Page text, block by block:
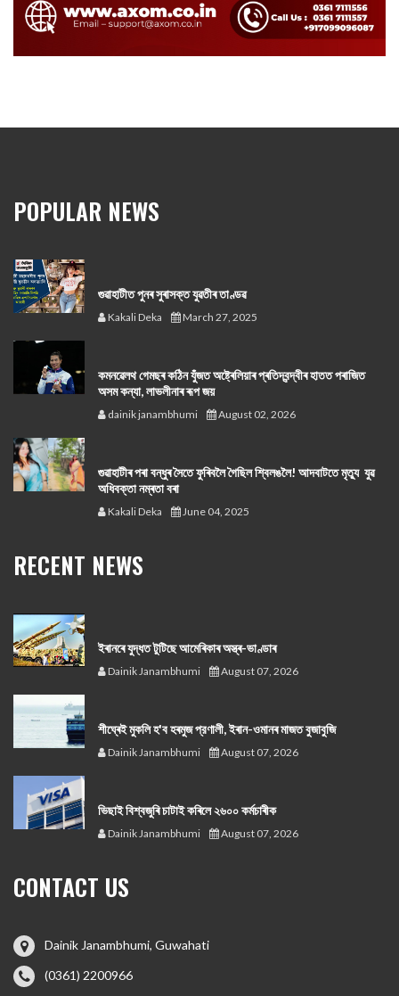
POPULAR NEWS
গুৱাহাটীত পুনৰ সুৰাসক্ত যুৱতীৰ তাণ্ডৱ
Kakali Deka March 27, 2025
কমনৱেলথ গেমছৰ কঠিন যুঁজত অষ্ট্ৰেলিয়াৰ প্ৰতিদ্বন্দ্বীৰ হাতত পৰাজিত
অসম কন্যা, লাভলীনাৰ ৰূপ জয়
dainik janambhumi August 02, 2026
গুৱাহাটীৰ পৰা বন্ধুৰ সৈতে ফুৰিবলৈ গৈছিল শ্বিলঙলৈ! আদবাটতে মৃত্যু যুৱ
অধিবক্তা নম্ৰতা বৰা
Kakali Deka June 04, 2025
RECENT NEWS
ইৰানৰে যুদ্ধত টুটিছে আমেৰিকাৰ অস্ত্ৰ-ভাণ্ডাৰ
Dainik Janambhumi August 07, 2026
শীঘ্ৰেই মুকলি হ'ব হৰমুজ প্রণালী, ইৰান-ওমানৰ মাজত বুজাবুজি
Dainik Janambhumi August 07, 2026
ভিছাই বিশ্বজুৰি চাটাই কৰিলে ২৬০০ কৰ্মচাৰীক
Dainik Janambhumi August 07, 2026
CONTACT US
Dainik Janambhumi, Guwahati
(0361) 2200966